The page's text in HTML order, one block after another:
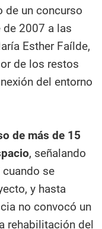
de un concurso
2007 a las
Esther Faílde,
de los restos
del entorno
de más de 15
, señalando
se
y hasta
no convocó un
rehabilitación del